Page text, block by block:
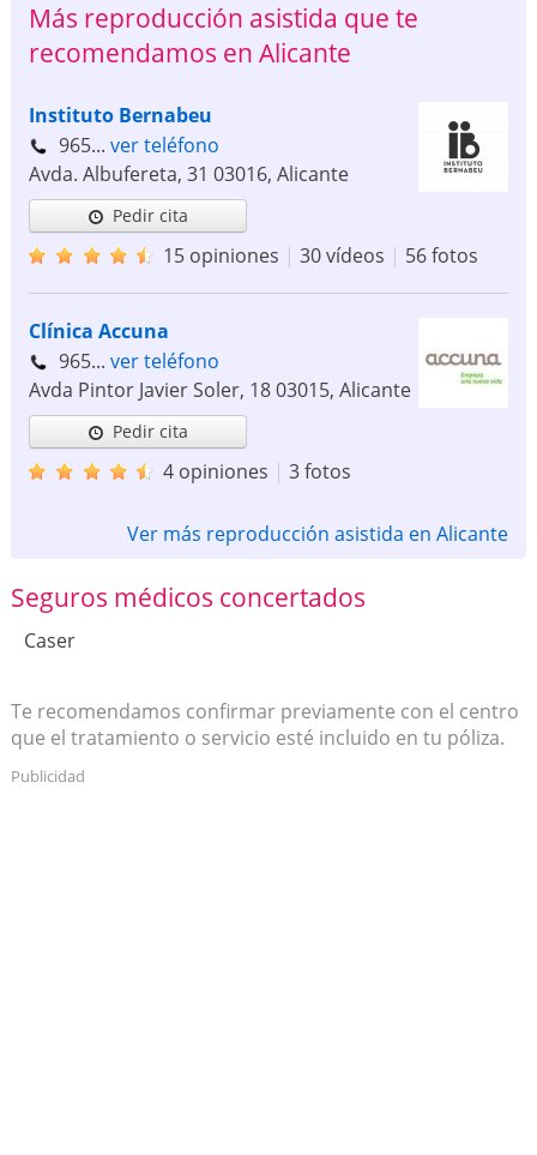
Más reproducción asistida que te
recomendamos en Alicante
Instituto Bernabeu
965... ver teléfono
Avda. Albufereta, 31 03016, Alicante
Pedir cita
15 opiniones | 30 vídeos | 56 fotos
Clínica Accuna
965... ver teléfono
Avda Pintor Javier Soler, 1803015, Alicante
Pedir cita
4 opiniones | 3 fotos
Ver más reproducción asistida en Alicante
Seguros médicos concertados
Caser
Te recomendamos confirmar previamente con el centro
que el tratamiento o servicio esté incluido en tu póliza.
Publicidad